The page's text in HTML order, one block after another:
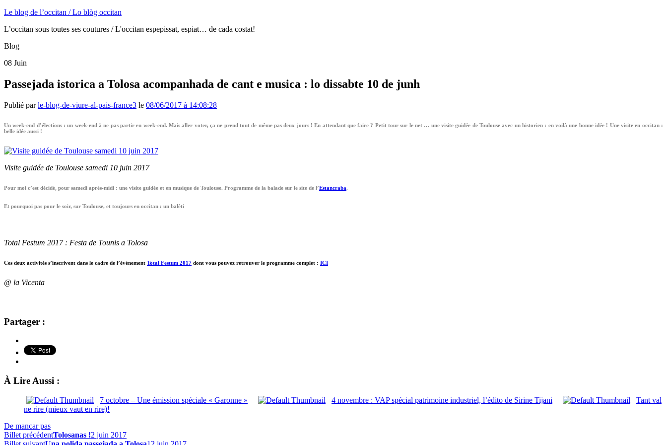
Le blog de l’occitan / Lo blòg occitan
L’occitan sous toutes ses coutures / L'occitan espepissat, espiat… de cada costat!
Blog
08 Juin
Passejada istorica a Tolosa acompanhada de cant e musica : lo dissabte 10 de junh
Publié parle-blog-de-viure-al-pais-france3 le 08/06/2017 à 14:08:28
Un week-end d’élections : un week-end à ne pas partir en week-end. Mais aller voter, ça ne prend tout de même pas deux jours ! En attendant que faire ? Petit tour sur le net … une visite guidée de Toulouse avec un historien : en voilà une bonne idée ! Une visite en occitan :
belle idée aussi !
Visite guidée de Toulouse samedi 10 juin 2017
Pour moi c’est décidé, pour samedi après-midi : une visite guidée et en musique de Toulouse. Programme de la balade sur le site de l’Estancraba.
Et pourquoi pas pour le soir, sur Toulouse, et toujours en occitan : un balèti
Total Festum 2017 : Festa de Tounis a Tolosa
Ces deux activités s’inscrivent dans le cadre de l’événement Total Festum 2017 dont vous pouvez retrouver le programme complet : ICI
@ la Vicenta
Partager :
À Lire Aussi :
7 octobre – Une émission spéciale « Garonne » 4 novembre : VAP spécial patrimoine industriel, l’édito de Sirine Tijani
Tant val
ne rire (mieux vaut en rire)!
De mancar pas
Billet précédentTolosanas !2 juin 2017